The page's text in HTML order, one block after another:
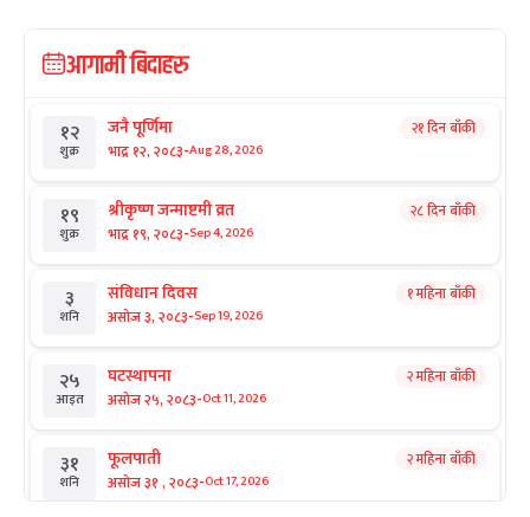
आगामी बिदाहरु
१२
शुक्र
जनै पूर्णिमा
भाद्र १२, २०८३-Aug 28, 2026
२१ दिन बाँकी
१९
शुक्र
श्रीकृष्ण जन्माष्टमी व्रत
भाद्र १९, २०८३-Sep 4, 2026
२८ दिन बाँकी
३
शनि
संविधान दिवस
असोज ३, २०८३-Sep 19, 2026
१ महिना बाँकी
२५
आइत
घटस्थापना
असोज २५, २०८३-Oct 11, 2026
२ महिना बाँकी
३१
शनि
फूलपाती
असोज ३१ , २०८३-Oct 17, 2026
२ महिना बाँकी